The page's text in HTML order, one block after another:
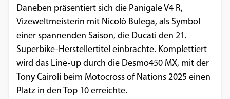
Daneben präsentiert sich die Panigale V4 R,
Vizeweltmeisterin mit Nicolò Bulega, als Symbol
einer spannenden Saison, die Ducati den 21.
Superbike-Herstellertitel einbrachte. Komplettiert
wird das Line-up durch die Desmo450 MX, mit der
Tony Cairoli beim Motocross of Nations 2025 einen
Platz in den Top 10 erreichte.